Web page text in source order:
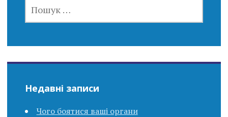
Недавні записи
Чого боятися ваші органи